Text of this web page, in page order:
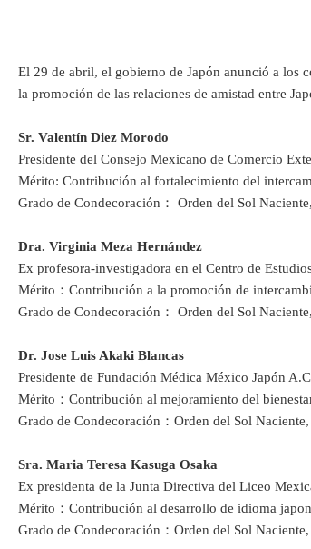
El 29 de abril, el gobierno de Japón anunció a los
la promoción de las relaciones de amistad entre
Sr. Valentín Diez Morodo
Presidente del Consejo Mexicano de Comercio
Mérito: Contribución al fortalecimiento del
Grado de Condecoración： Orden del Sol
Dra. Virginia Meza Hernández
Ex profesora-investigadora en el Centro de
Mérito：Contribución a la promoción de
Grado de Condecoración： Orden del Sol
Dr. Jose Luis Akaki Blancas
Presidente de Fundación Médica México Japón
Mérito：Contribución al mejoramiento del
Grado de Condecoración：Orden del Sol
Sra. Maria Teresa Kasuga Osaka
Ex presidenta de la Junta Directiva del Liceo
Mérito：Contribución al desarrollo de idioma
Grado de Condecoración：Orden del Sol